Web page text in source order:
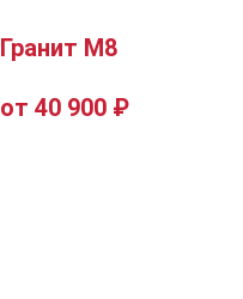
Гранит М8
от 40 900 ₽